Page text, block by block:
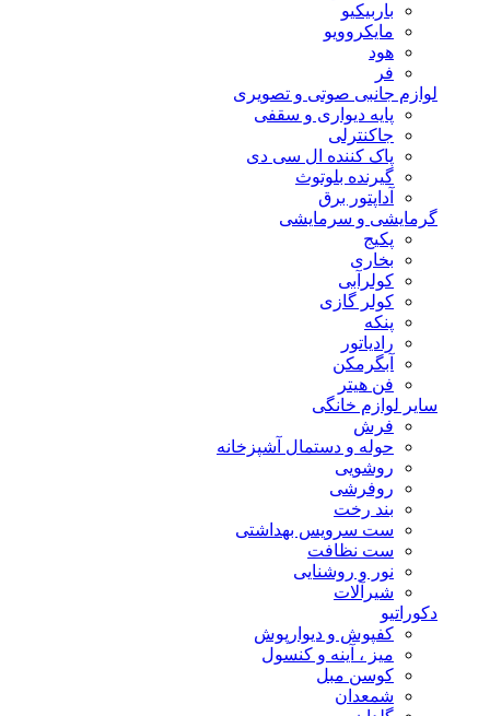
باربیکیو
مایکروویو
هود
فر
لوازم جانبی صوتی و تصویری
پایه دیواری و سقفی
جاکنترلی
پاک کننده ال سی دی
گیرنده بلوتوث
آداپتور برق
گرمایشی و سرمایشی
پکیج
بخاری
کولرآبی
کولر گازی
پنکه
رادیاتور
آبگرمکن
فن هیتر
سایر لوازم خانگی
فرش
حوله و دستمال آشپزخانه
روشویی
روفرشی
بند رخت
ست سرویس بهداشتی
ست نظافت
نور و روشنایی
شیرآلات
دکوراتیو
کفپوش و دیوارپوش
میز ، آینه و کنسول
کوسن مبل
شمعدان